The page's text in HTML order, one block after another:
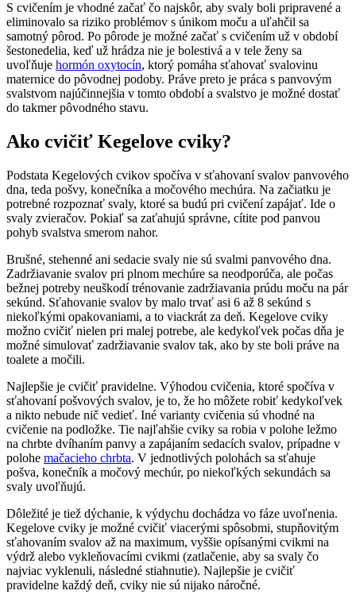
S cvičením je vhodné začať čo najskôr, aby svaly boli pripravené a
eliminovalo sa riziko problémov s únikom moču a uľahčil sa
samotný pôrod. Po pôrode je možné začať s cvičením už v období
šestonedelia, keď už hrádza nie je bolestivá a v tele ženy sa
uvoľňuje hormón oxytocín, ktorý pomáha sťahovať svalovinu
maternice do pôvodnej podoby. Práve preto je práca s panvovým
svalstvom najúčinnejšia v tomto období a svalstvo je možné dostať
do takmer pôvodného stavu.
Ako cvičiť Kegelove cviky?
Podstata Kegelových cvikov spočíva v sťahovaní svalov panvového
dna, teda pošvy, konečníka a močového mechúra. Na začiatku je
potrebné rozpoznať svaly, ktoré sa budú pri cvičení zapájať. Ide o
svaly zvieračov. Pokiaľ sa zaťahujú správne, cítite pod panvou
pohyb svalstva smerom nahor.
Brušné, stehenné ani sedacie svaly nie sú svalmi panvového dna.
Zadržiavanie svalov pri plnom mechúre sa neodporúča, ale počas
bežnej potreby neuškodí trénovanie zadržiavania prúdu moču na pár
sekúnd. Sťahovanie svalov by malo trvať asi 6 až 8 sekúnd s
niekoľkými opakovaniami, a to viackrát za deň. Kegelove cviky
možno cvičiť nielen pri malej potrebe, ale kedykoľvek počas dňa je
možné simulovať zadržiavanie svalov tak, ako by ste boli práve na
toalete a močili.
Najlepšie je cvičiť pravidelne. Výhodou cvičenia, ktoré spočíva v
sťahovaní pošvových svalov, je to, že ho môžete robiť kedykoľvek
a nikto nebude nič vedieť. Iné varianty cvičenia sú vhodné na
cvičenie na podložke. Tie najľahšie cviky sa robia v polohe ležmo
na chrbte dvíhaním panvy a zapájaním sedacích svalov, prípadne v
polohe mačacieho chrbta. V jednotlivých polohách sa sťahuje
pošva, konečník a močový mechúr, po niekoľkých sekundách sa
svaly uvoľňujú.
Dôležité je tiež dýchanie, k výdychu dochádza vo fáze uvoľnenia.
Kegelove cviky je možné cvičiť viacerými spôsobmi, stupňovitým
sťahovaním svalov až na maximum, vyššie opísanými cvikmi na
výdrž alebo vykleňovacími cvikmi (zatlačenie, aby sa svaly čo
najviac vyklenuli, následné stiahnutie). Najlepšie je cvičiť
pravidelne každý deň, cviky nie sú nijako náročné.